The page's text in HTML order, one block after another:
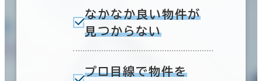
なかなか良い物件が
見つからない
プロ目線で物件を